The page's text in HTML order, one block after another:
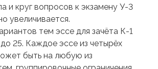
и круг вопросов к экзамену У-3
увеличивается.
тем эссе для зачёта К-1
25. Каждое эссе из четырёх
быть на любую из